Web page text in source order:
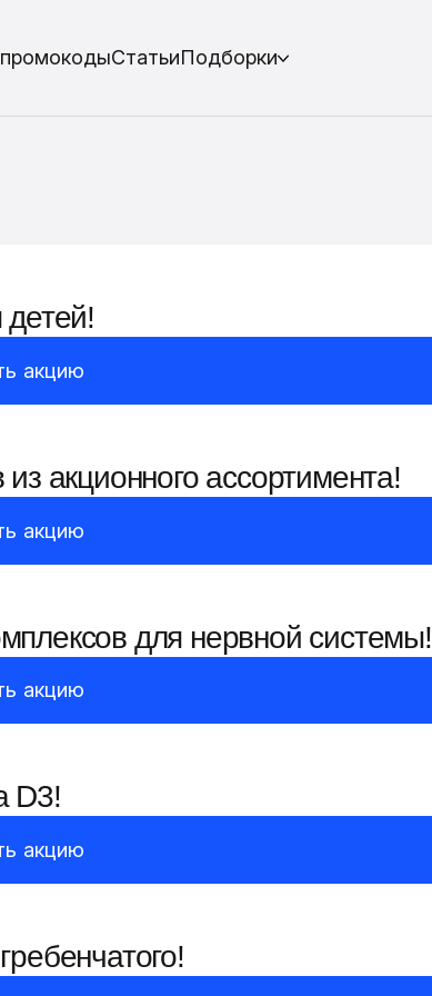
СтатьиПодборки
акцию
акционного ассортимента!
акцию
для нервной системы!
акцию
D3!
акцию